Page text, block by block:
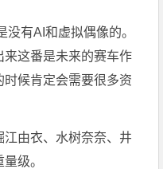
有AI和虚拟偶像的。
来这番是未来的赛车作
候肯定会需要很多资
江由衣、水树奈奈、井
级。